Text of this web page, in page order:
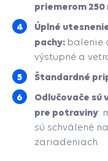
priemerom 250
Úplné
pachy: balenie
výstupné a
Štandardné
Odlučovače sú
pre potraviny:
sú schválené
zariadeniach.